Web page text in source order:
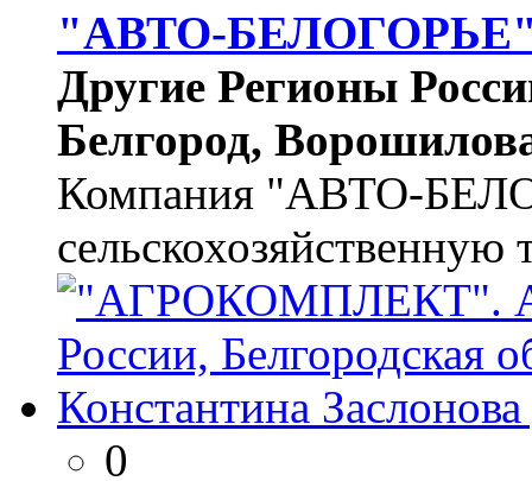
"АВТО-
Другие Регионы
Белгород,
Компания "АВТО-
сельскохозяйственную
0